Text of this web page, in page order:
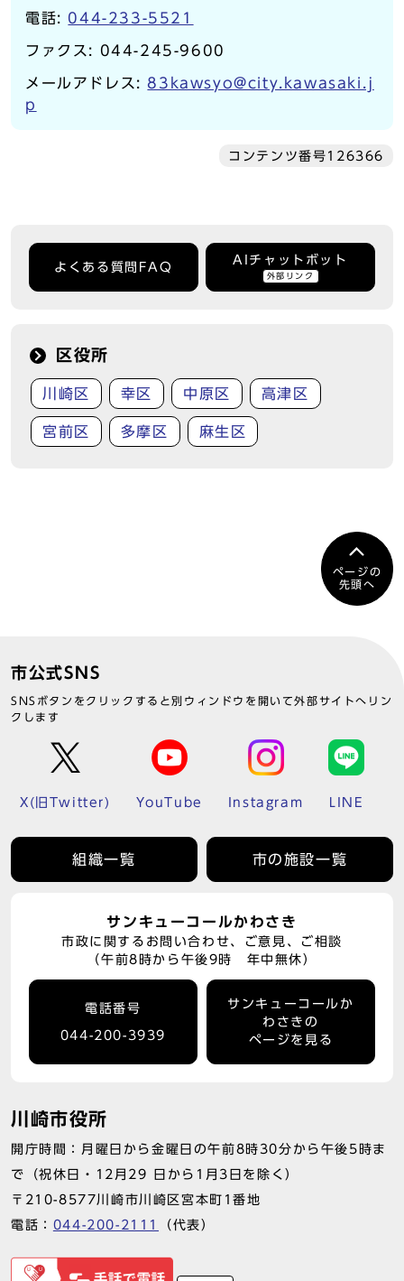
電話: 044-233-5521
ファクス: 044-245-9600
メールアドレス:83kawsyo@city.kawasaki.j
p
コンテンツ番号126366
よくある質問FAQ
AIチャットボット
外部リンク
区役所
川崎区 幸区 中原区 高津区
宮前区 多摩区 麻生区
ページの
先頭へ
市公式SNS
SNSボタンをクリックすると別ウィンドウを開いて外部サイトへリン
クします
X(旧Twitter) YouTube Instagram LINE
組織一覧 市の施設一覧
サンキューコールかわさき
市政に関するお問い合わせ、ご意見、ご相談
（午前8時から午後9時 年中無休）
電話番号
044-200-3939
サンキューコールか
わさきの
ページを見る
川崎市役所
開庁時間：月曜日から金曜日の午前8時30分から午後5時ま
で（祝休日・12月29 日から1月3日を除く）
〒210-8577川崎市川崎区宮本町1番地
電話： 044-200-2111 （代表）